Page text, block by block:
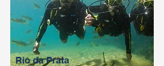
Rio da Prata